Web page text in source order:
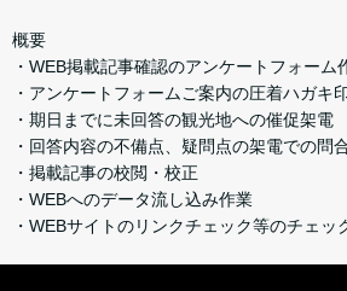
概要
・WEB掲載記事確認のアンケートフォーム
・アンケートフォームご案内の圧着ハガキ
・期日までに未回答の観光地への催促架電
・回答内容の不備点、疑問点の架電での問
・掲載記事の校閲・校正
・WEBへのデータ流し込み作業
・WEBサイトのリンクチェック等のチェッ